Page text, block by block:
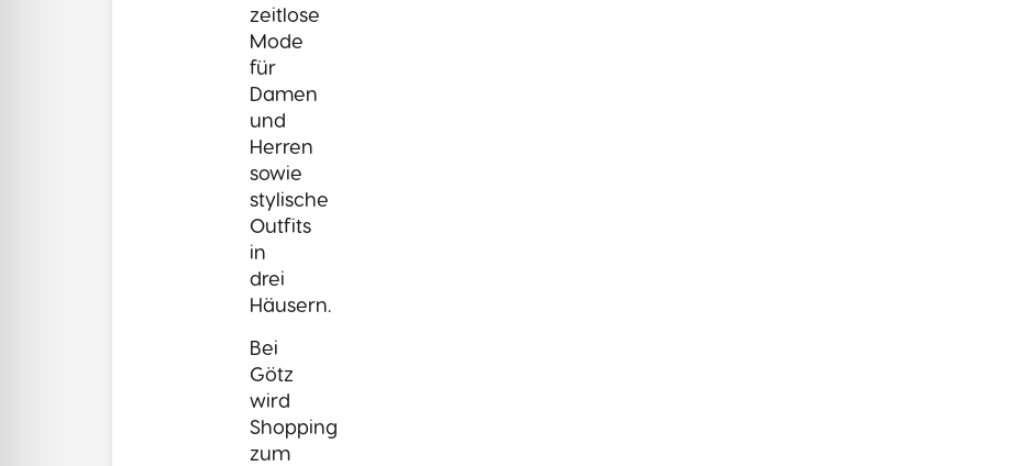
zeitlose
Mode
für
Damen
und
Herren
sowie
stylische
Outfits
in
drei
Häusern.
Bei
Götz
wird
Shopping
zum